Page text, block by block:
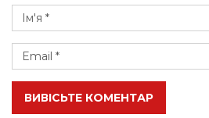
ВИВІСЬТЕ КОМЕНТАР